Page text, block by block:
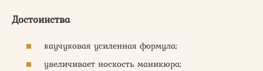
Достоинства
каучуковая усиленная формула;
увеличивает носкость маникюра;